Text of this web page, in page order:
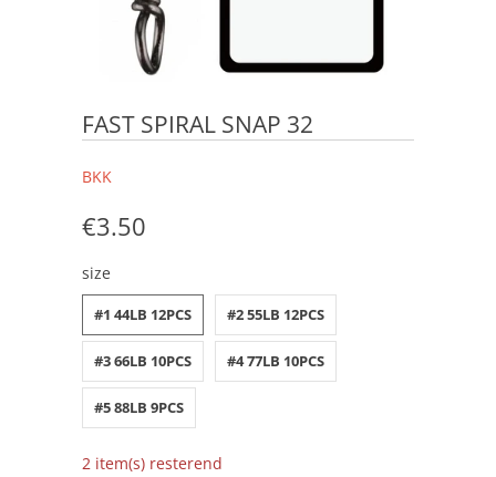
FAST SPIRAL SNAP 32
BKK
€3.50
size
#1 44LB 12PCS #2 55LB 12PCS
#3 66LB 10PCS #4 77LB 10PCS
#5 88LB 9PCS
2 item(s) resterend